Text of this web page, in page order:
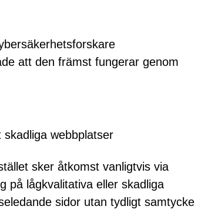
att den främst fungerar genom
webbplatser
sker åtkomst vanligtvis via
på lågkvalitativa eller skadliga
sidor utan tydligt samtycke